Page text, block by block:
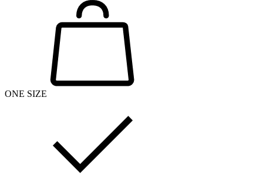
ONE SIZE